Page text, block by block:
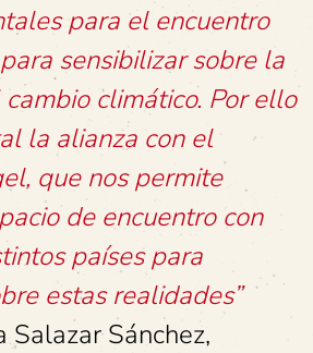
para el encuentro
sensibilizar sobre la
climático. Por ello
la alianza con el
que nos permite
de encuentro con
países para
estas realidades”
Salazar Sánchez,